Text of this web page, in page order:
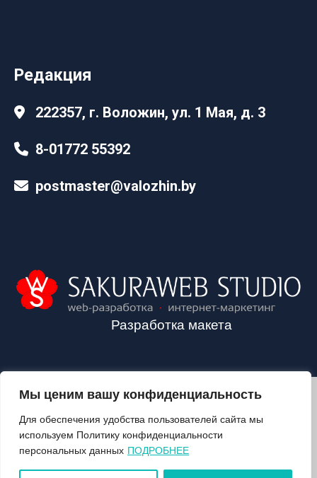
Мы ценим вашу конфиденциальность
Для обеспечения удобства пользователей сайта мы
используем Политику конфиденциальности
персональных данных ПОДРОБНЕЕ
Редакция
222357, г. Воложин, ул. 1 Мая, д. 3
8-01772 55392
postmaster@valozhin.by
Разработка макета
2024©VALOZHIN.BY - НОВОСТИ ВОЛОЖИНСКОГО РАЙОНА
О ГАЗЕТЕ
ПОДПИСКА